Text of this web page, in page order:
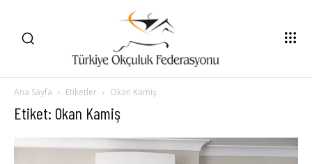
Ana Sayfa Etiketler Okan Kamiş
Etiket: Okan Kamiş